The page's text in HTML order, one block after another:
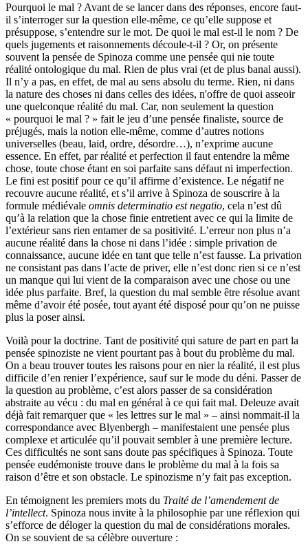
Pourquoi le mal ? Avant de se lancer dans des réponses, encore faut-
il s’interroger sur la question elle-même, ce qu’elle suppose et
présuppose, s’entendre sur le mot. De quoi le mal est-il le nom ? De
quels jugements et raisonnements découle-t-il ? Or, on présente
souvent la pensée de Spinoza comme une pensée qui nie toute
réalité ontologique du mal. Rien de plus vrai (et de plus banal aussi).
Il n’y a pas, en effet, de mal au sens absolu du terme. Rien, ni dans
la nature des choses ni dans celles des idées, n'offre de quoi asseoir
une quelconque réalité du mal. Car, non seulement la question
« pourquoi le mal ? » fait le jeu d’une pensée finaliste, source de
préjugés, mais la notion elle-même, comme d’autres notions
universelles (beau, laid, ordre, désordre…), n’exprime aucune
essence. En effet, par réalité et perfection il faut entendre la même
chose, toute chose étant en soi parfaite sans défaut ni imperfection.
Le fini est positif pour ce qu’il affirme d’existence. Le négatif ne
recouvre aucune réalité, et s’il arrive à Spinoza de souscrire à la
formule médiévale omnis determinatio est negatio, cela n’est dû
qu’à la relation que la chose finie entretient avec ce qui la limite de
l’extérieur sans rien entamer de sa positivité. L’erreur non plus n’a
aucune réalité dans la chose ni dans l’idée : simple privation de
connaissance, aucune idée en tant que telle n’est fausse. La privation
ne consistant pas dans l’acte de priver, elle n’est donc rien si ce n’est
un manque qui lui vient de la comparaison avec une chose ou une
idée plus parfaite. Bref, la question du mal semble être résolue avant
même d’avoir été posée, tout ayant été disposé pour qu’on ne puisse
plus la poser ainsi.
Voilà pour la doctrine. Tant de positivité qui sature de part en part la
pensée spinoziste ne vient pourtant pas à bout du problème du mal.
On a beau trouver toutes les raisons pour en nier la réalité, il est plus
difficile d’en renier l’expérience, sauf sur le mode du déni. Passer de
la question au problème, c’est alors passer de sa considération
abstraite au vécu : du mal en général à ce qui fait mal. Deleuze avait
déjà fait remarquer que « les lettres sur le mal » – ainsi nommait-il la
correspondance avec Blyenbergh – manifestaient une pensée plus
complexe et articulée qu’il pouvait sembler à une première lecture.
Ces difficultés ne sont sans doute pas spécifiques à Spinoza. Toute
pensée eudémoniste trouve dans le problème du mal à la fois sa
raison d’être et son obstacle. Le spinozisme n’y fait pas exception.
En témoignent les premiers mots du Traité de l’amendement de
l’intellect. Spinoza nous invite à la philosophie par une réflexion qui
s’efforce de déloger la question du mal de considérations morales.
On se souvient de sa célèbre ouverture :